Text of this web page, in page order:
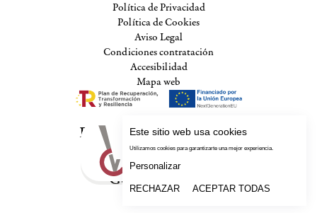
Política de Privacidad
Política de Cookies
Aviso Legal
Condiciones contratación
Accesibilidad
Mapa web
Financiado por la Unión
Europea-Next
Generation EU